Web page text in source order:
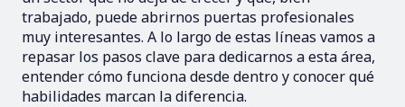
trabajado, puede abrirnos puertas profesionales
muy interesantes. A lo largo de estas líneas vamos a
repasar los pasos clave para dedicarnos a esta área,
entender cómo funciona desde dentro y conocer qué
habilidades marcan la diferencia.